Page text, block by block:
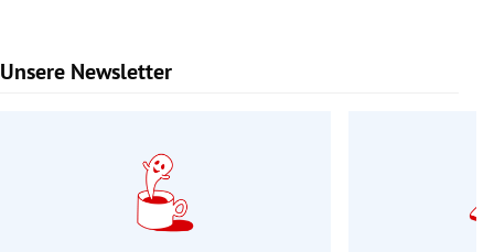
Unsere Newsletter
Slide 1 von 9